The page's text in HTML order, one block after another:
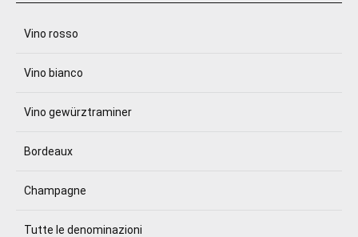
Vino rosso
Vino bianco
Vino gewürztraminer
Bordeaux
Champagne
Tutte le denominazioni